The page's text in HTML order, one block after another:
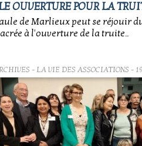
OUVERTURE POUR LA
de Marlieux peut se réjouir
à l'ouverture de la truite..
- LA VIE DES ASSOCIATIONS -